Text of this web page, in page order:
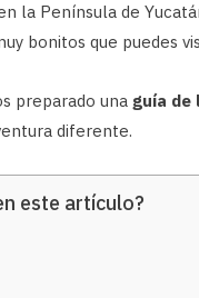
la Península de
bonitos que puedes
preparado una guía de
diferente.
este artículo?